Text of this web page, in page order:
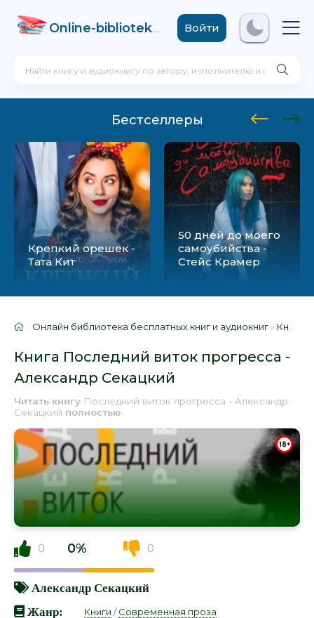
Online-biblioteka .comВойти
Бестселлеры
Крепкий орешек -
Тата Кит
50 дней до моего
самоубийства -
Стейс Крамер
Онлайн библиотека бесплатных книг и аудиокниг » Книги
Книга Последний виток прогресса -
Александр Секацкий
Читать книгу Последний виток прогресса - Александр
Секацкий полностью
0 0% 0
Александр Секацкий
Жанр:
Книги /Современная проза